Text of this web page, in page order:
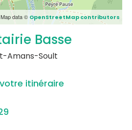
data © OpenStreetMap contributors
Basse
Amans-Soult
itinéraire